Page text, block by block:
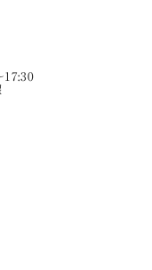
17:30